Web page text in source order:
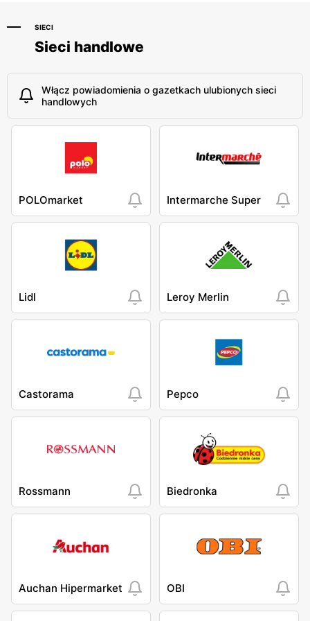
SIECI
Sieci handlowe
Włącz powiadomienia o gazetkach ulubionych sieci
handlowych
POLOmarket Intermarche Super
Lidl Leroy Merlin
Castorama Pepco
Rossmann Biedronka
Auchan Hipermarket OBI